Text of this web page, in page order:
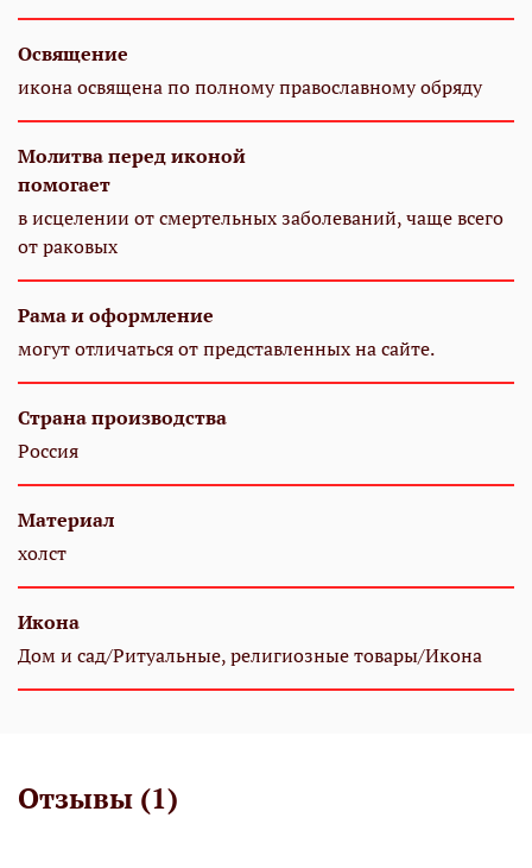
Освящение
икона освящена по полному православному обряду
Молитва перед иконой
помогает
в исцелении от смертельных заболеваний, чаще всего
от раковых
Рама и оформление
могут отличаться от представленных на сайте.
Страна производства
Россия
Материал
холст
Икона
Дом и сад/Ритуальные, религиозные товары/Икона
Отзывы (1)